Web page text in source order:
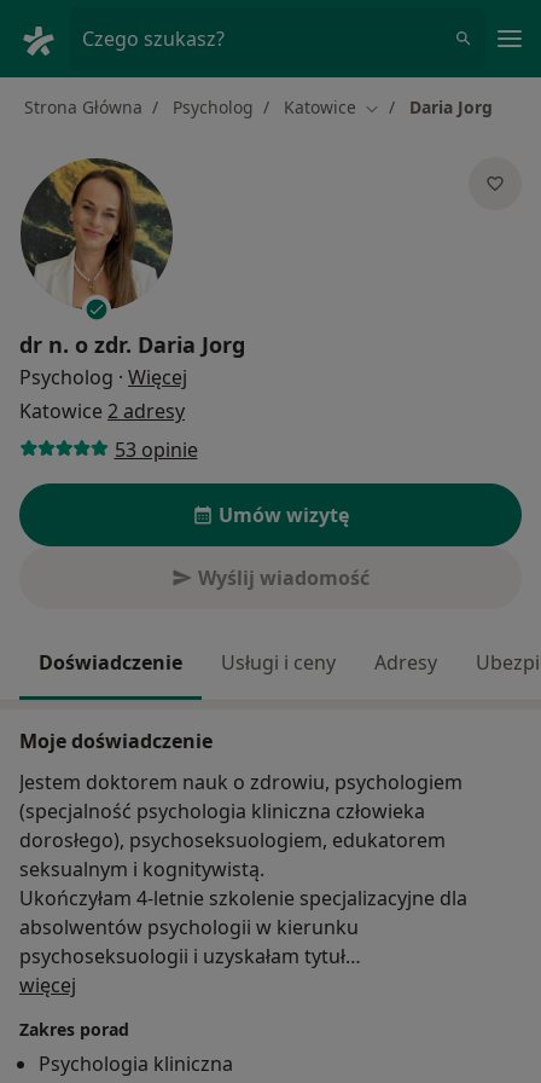
Czego szukasz?
Strona Główna Psycholog Katowice Zmień miasto
Daria Jorg
dr n. o zdr. Daria Jorg
Psycholog · Więcej
Katowice 2 adresy
53 opinie
Umów wizytę
Wyślij wiadomość
Doświadczenie Usługi i ceny Adresy
Moje doświadczenie
Jestem doktorem nauk o zdrowiu, psychologiem
(specjalność psychologia kliniczna człowieka
dorosłego), psychoseksuologiem, edukatorem
seksualnym i kognitywistą.
Ukończyłam 4-letnie szkolenie specjalizacyjne dla
absolwentów psychologii w kierunku
psychoseksuologii i uzyskałam tytuł
psychoseksuologa. Uzyskałam także Certyfikat
Towarzystwa Terapeutycznego, ukończyłam Studium
Terapii Par w Dolnośląskim Centrum Psychoterapii
więcej
Zakres porad
Psychologia kliniczna